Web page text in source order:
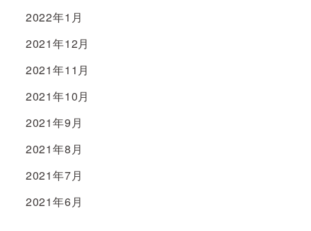
2022年1月
2021年12月
2021年11月
2021年10月
2021年9月
2021年8月
2021年7月
2021年6月